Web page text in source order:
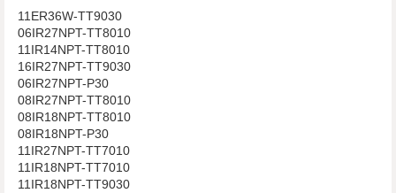
11ER36W-TT9030
06IR27NPT-TT8010
11IR14NPT-TT8010
16IR27NPT-TT9030
06IR27NPT-P30
08IR27NPT-TT8010
08IR18NPT-TT8010
08IR18NPT-P30
11IR27NPT-TT7010
11IR18NPT-TT7010
11IR18NPT-TT9030